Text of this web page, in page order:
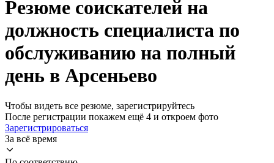
Резюме соискателей на
должность специалиста по
обслуживанию на полный
день в Арсеньево
Чтобы видеть все резюме, зарегистрируйтесь
После регистрации покажем ещё 4 и откроем фото
Зарегистрироваться
За всё время